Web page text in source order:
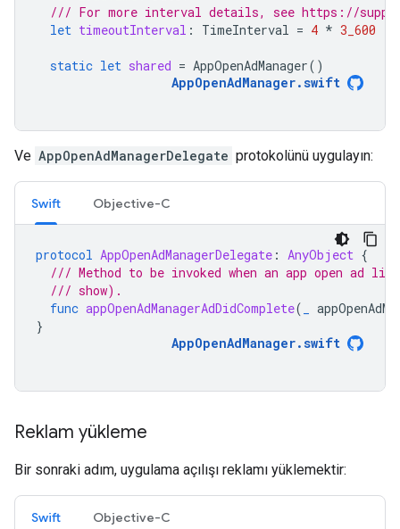
/// For more interval details, see https://
let timeoutInterval : TimeInterval = 4 * 3_600
static let shared = AppOpenAdManager()
AppOpenAdManager.swift
Ve AppOpenAdManagerDelegate protokolünü uygulayın:
Swift Objective-C
protocol AppOpenAdManagerDelegate : AnyObject {
/// Method to be invoked when an app open
/// show).
func appOpenAdManagerAdDidComplete(
}
AppOpenAdManager.swift
Reklam yükleme
Bir sonraki adım, uygulama açılışı reklamı yüklemektir:
Swift Objective-C